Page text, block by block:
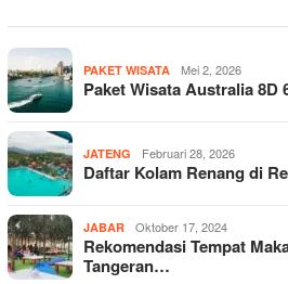
PAKET WISATA Mei 2, 2026
Paket Wisata Australia 8D
JATENG Februari 28, 2026
Daftar Kolam Renang di
JABAR Oktober 17, 2024
Rekomendasi Tempat
Tangeran…